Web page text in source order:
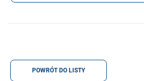
POWRÓT DO LISTY